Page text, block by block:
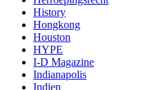
History
Hongkong
Houston
HYPE
I-D Magazine
Indianapolis
Indien